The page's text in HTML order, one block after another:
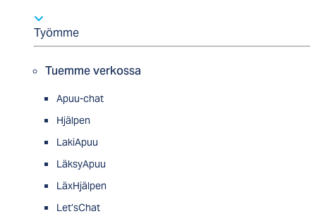
Työmme
Tuemme verkossa
Apuu-chat
Hjälpen
LakiApuu
LäksyApuu
LäxHjälpen
Let’sChat